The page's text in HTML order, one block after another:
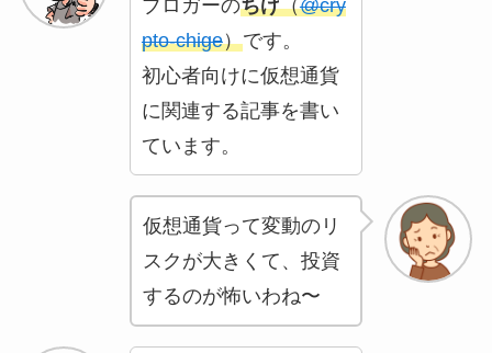
ブロガーのちげ（@cry
pto-chige）です。
初心者向けに仮想通貨
に関連する記事を書い
ています。
仮想通貨って変動のリ
スクが大きくて、投資
するのが怖いわね〜